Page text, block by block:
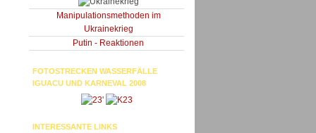
Manipulationsmethoden im
Ukrainekrieg
Putin - Reaktionen
FOTOSTRECKEN WASSERFÄLLE
IGUACU UND KARNEVAL 2008
'
INTERESSANTE LINKS